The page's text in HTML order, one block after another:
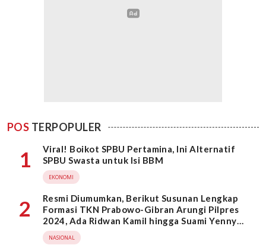
POS TERPOPULER
1
Viral! Boikot SPBU Pertamina, Ini Alternatif
SPBU Swasta untuk Isi BBM
EKONOMI
2
Resmi Diumumkan, Berikut Susunan Lengkap
Formasi TKN Prabowo-Gibran Arungi Pilpres
2024, Ada Ridwan Kamil hingga Suami Yenny
Wahid
NASIONAL